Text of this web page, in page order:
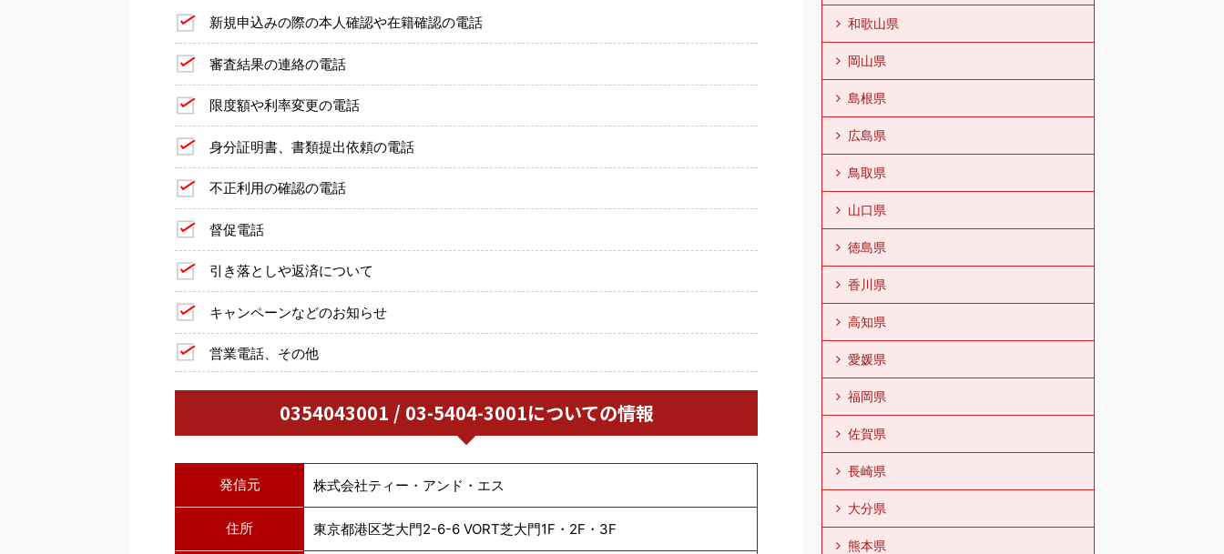
新規申込みの際の本人確認や在籍確認の電話
審査結果の連絡の電話
限度額や利率変更の電話
身分証明書、書類提出依頼の電話
不正利用の確認の電話
督促電話
引き落としや返済について
キャンペーンなどのお知らせ
営業電話、その他
0354043001 / 03-5404-3001についての情報
発信元 株式会社ティー・アンド・エス
住所 東京都港区芝大門2-6-6 VORT芝大門1F・2F・3F
和歌山県
岡山県
島根県
広島県
鳥取県
山口県
徳島県
香川県
高知県
愛媛県
福岡県
佐賀県
長崎県
大分県
熊本県